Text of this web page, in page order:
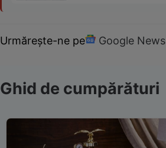
Urmărește-ne pe Google News
Ghid de cumpărături